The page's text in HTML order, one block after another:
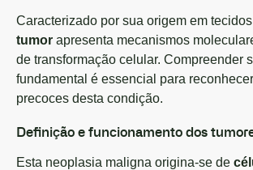
Caracterizado por sua origem em
tumor apresenta mecanismos
de transformação celular. Compreender
fundamental é essencial para
precoces desta condição.
Definição e funcionamento dos
Esta neoplasia maligna origina-se de